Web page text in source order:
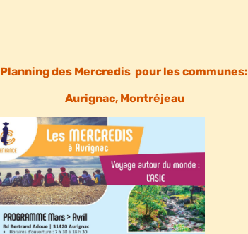
Planning des Mercredis pour les communes:
Aurignac, Montréjeau